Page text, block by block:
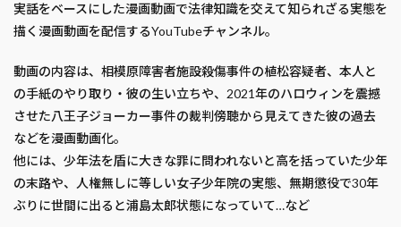
実話をベースにした漫画動画で法律知識を交えて知られざる実態を
描く漫画動画を配信するYouTubeチャンネル。
動画の内容は、相模原障害者施設殺傷事件の植松容疑者、本人と
の手紙のやり取り・彼の生い立ちや、2021年のハロウィンを震撼
させた八王子ジョーカー事件の裁判傍聴から見えてきた彼の過去
などを漫画動画化。
他には、少年法を盾に大きな罪に問われないと高を括っていた少年
の末路や、人権無しに等しい女子少年院の実態、無期懲役で30年
ぶりに世間に出ると浦島太郎状態になっていて…など